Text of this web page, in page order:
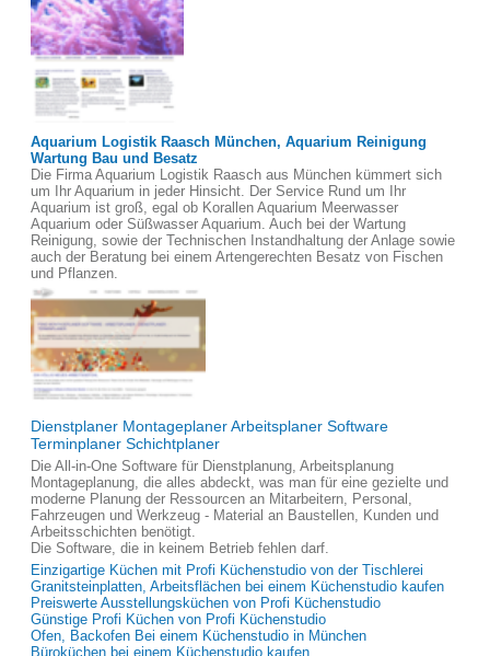
Aquarium Logistik Raasch München, Aquarium Reinigung
Wartung Bau und Besatz
Die Firma Aquarium Logistik Raasch aus München kümmert sich
um Ihr Aquarium in jeder Hinsicht. Der Service Rund um Ihr
Aquarium ist groß, egal ob Korallen Aquarium Meerwasser
Aquarium oder Süßwasser Aquarium. Auch bei der Wartung
Reinigung, sowie der Technischen Instandhaltung der Anlage sowie
auch der Beratung bei einem Artengerechten Besatz von Fischen
und Pflanzen.
Dienstplaner Montageplaner Arbeitsplaner Software
Terminplaner Schichtplaner
Die All-in-One Software für Dienstplanung, Arbeitsplanung
Montageplanung, die alles abdeckt, was man für eine gezielte und
moderne Planung der Ressourcen an Mitarbeitern, Personal,
Fahrzeugen und Werkzeug - Material an Baustellen, Kunden und
Arbeitsschichten benötigt.
Die Software, die in keinem Betrieb fehlen darf.
Einzigartige Küchen mit Profi Küchenstudio von der Tischlerei
Granitsteinplatten, Arbeitsflächen bei einem Küchenstudio kaufen
Preiswerte Ausstellungsküchen von Profi Küchenstudio
Günstige Profi Küchen von Profi Küchenstudio
Ofen, Backofen Bei einem Küchenstudio in München
Büroküchen bei einem Küchenstudio kaufen